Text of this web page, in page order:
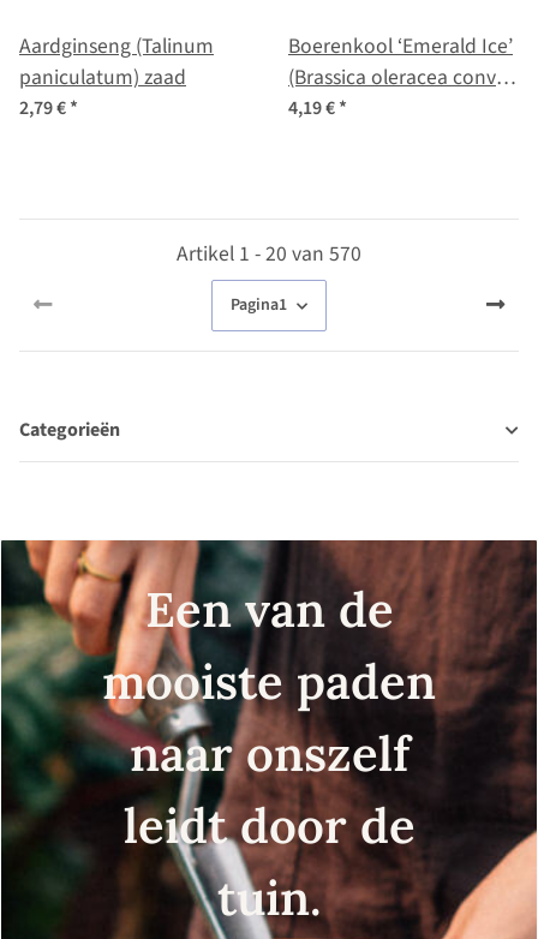
Aardginseng (Talinum
paniculatum) zaad
2,79 €*
Boerenkool ‘Emerald Ice’
(Brassica oleracea convar.
acephala var. sabellica)
4,19 €*
Artikel 1 - 20 van 570
Pagina1
Categorieën
Een van de
mooiste paden
naar onszelf
leidt door de
tuin.